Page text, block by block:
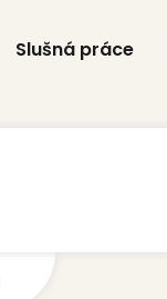
Slušná práce